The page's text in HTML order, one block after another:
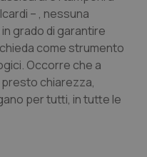
neurodegenerative
– , nessuna
grado di garantire
come strumento
Occorre che a
presto chiarezza,
per tutti, in tutte le